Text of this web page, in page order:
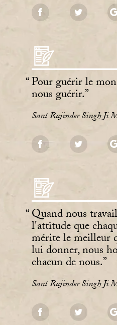
Pour guérir le
nous guérir.
Sant Rajinder Singh Ji
Quand nous
l'attitude que
mérite le meilleur
lui donner, nous
chacun de nous.
Sant Rajinder Singh Ji